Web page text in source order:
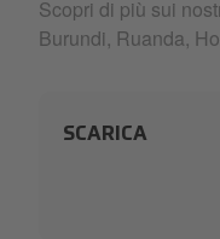
Scopri di più sui
Burundi, Ruanda,
SCARICA